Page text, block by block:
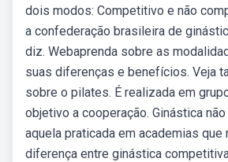
dois modos: Competitivo e não
a confederação brasileira de
diz. Webaprenda sobre as
suas diferenças e benefícios. Veja
sobre o pilates. É realizada em
objetivo a cooperação. Ginástica
aquela praticada em academias que
diferença entre ginástica